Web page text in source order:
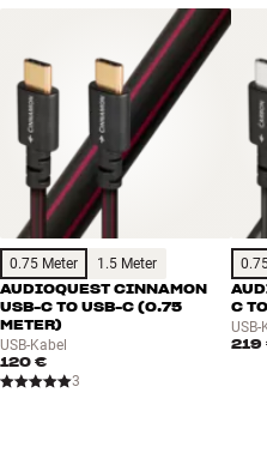
BUCHE EINEN EXPERTEN
Gut für Deinen Geldbeutel und die
0.75 Meter 1.5 Meter
AUDIOQUEST CINNAMON
USB-C TO USB-C (0.75
METER)
USB-Kabel
120 €
3
C
USB-
219